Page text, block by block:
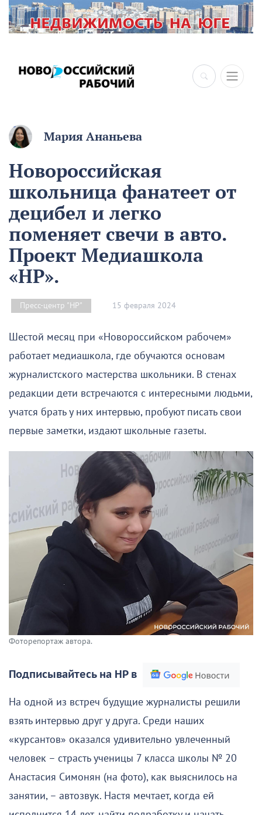
Мария Ананьева
Новороссийская
школьница фанатеет от
децибел и легко
поменяет свечи в авто.
Проект Медиашкола
«НР».
Пресс-центр "НР" 15 февраля 2024
Шестой месяц при «Новороссийском рабочем»
работает медиашкола, где обучаются основам
журналистского мастерства школьники. В стенах
редакции дети встречаются с интересными людьми,
учатся брать у них интервью, пробуют писать свои
первые заметки, издают школьные газеты.
Фоторепортаж автора.
Подписывайтесь на НР в
На одной из встреч будущие журналисты решили
взять интервью друг у друга. Среди наших
«курсантов» оказался удивительно увлеченный
человек – страсть ученицы 7 класса школы № 20
Анастасия Симонян (на фото), как выяснилось на
занятии, – автозвук. Настя мечтает, когда ей